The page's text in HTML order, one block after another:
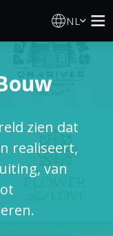
NL
zien dat
realiseert,
van